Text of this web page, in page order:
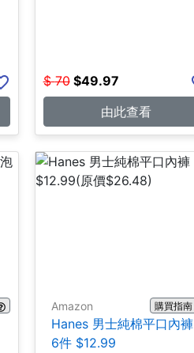
$ 70 $49.97
由此查看
Amazon 購買指南
Hanes 男士純棉平口內褲
6件 $12.99